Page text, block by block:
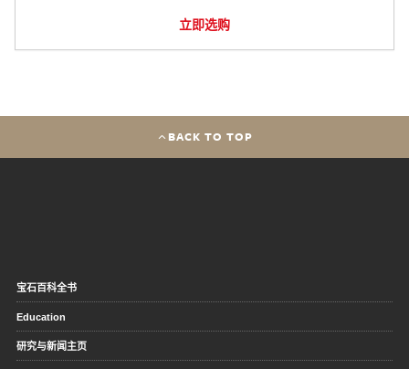
立即选购
BACK TO TOP
宝石百科全书
Education
研究与新闻主页